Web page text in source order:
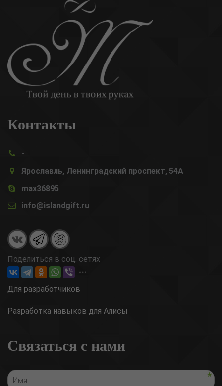
Контакты
-
Ярославль, Ленинградский проспект, 54А
max36895
info@islandgift.ru
Поделиться в соц. сетях
Для разработчиков
Разработка навыков для Алисы
Связаться с нами